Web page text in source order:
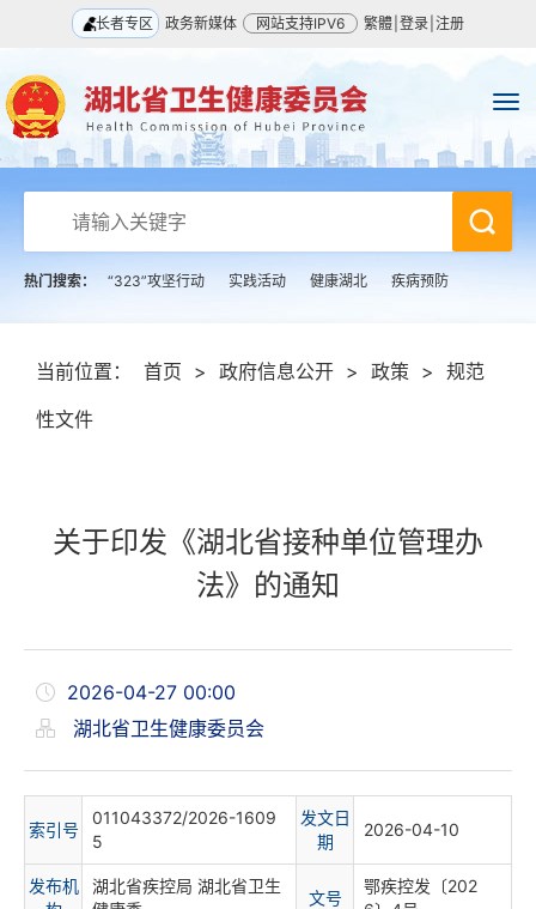
长者专区 政务新媒体 网站支持IPV6 繁體 登录 注册
热门搜索： “323”攻坚行动 实践活动 健康湖北 疾病预防
当前位置： 首页 > 政府信息公开 > 政策 > 规范
性文件
关于印发《湖北省接种单位管理办
法》的通知
2026-04-27 00:00
湖北省卫生健康委员会
索引号
011043372/2026-1609
5
发文日
期
2026-04-10
发布机
湖北省疾控局 湖北省卫生
文号
鄂疾控发〔202